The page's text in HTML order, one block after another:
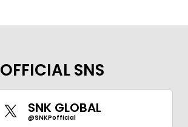
OFFICIAL SNS
SNK GLOBAL
@SNKPofficial